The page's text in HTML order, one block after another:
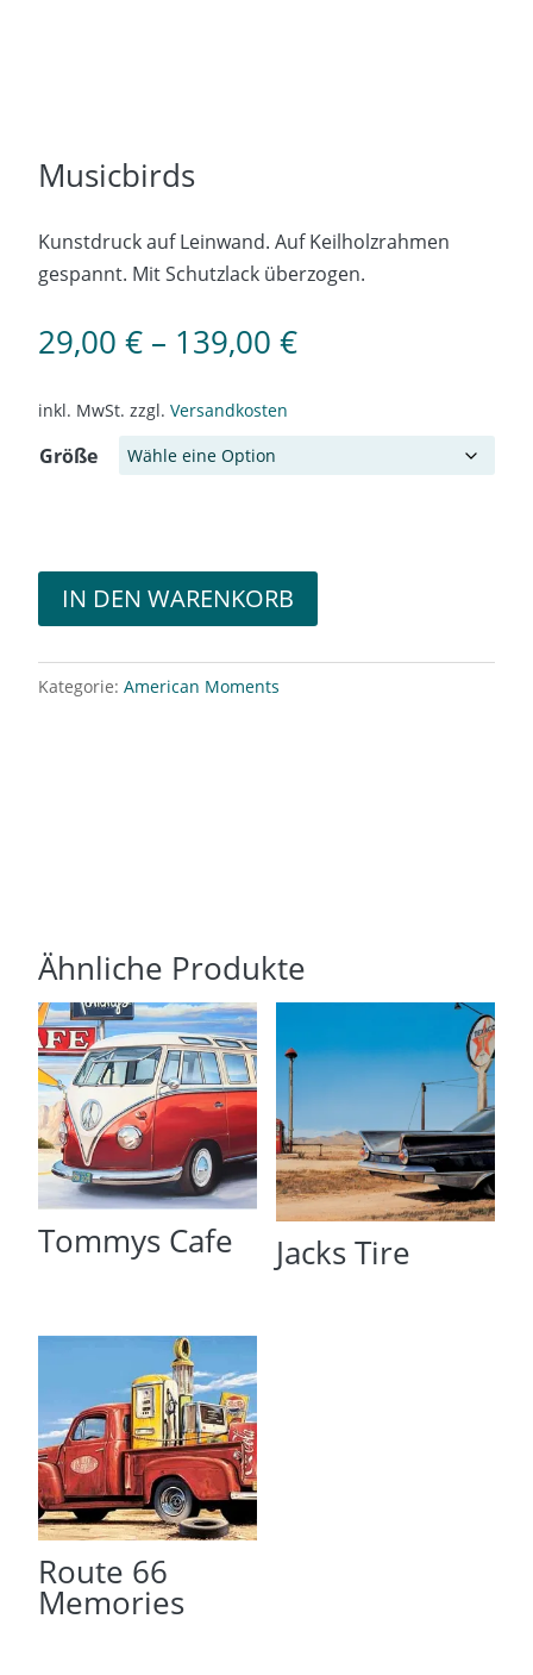
Musicbirds
Kunstdruck auf Leinwand. Auf Keilholzrahmen
gespannt. Mit Schutzlack überzogen.
29,00 € – 139,00 €
inkl. MwSt. zzgl. Versandkosten
Größe
IN DEN WARENKORB
Kategorie: American Moments
Ähnliche Produkte
Tommys Cafe Jacks Tire
Route 66
Memories